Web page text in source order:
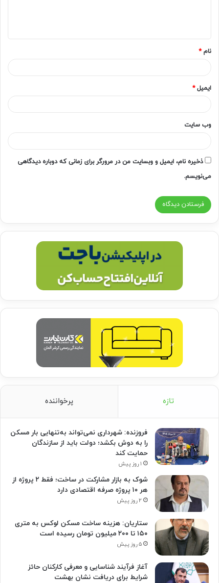
*
نام*
ایمیل*
وب‌ سایت
ذخیره نام، ایمیل و وبسایت من در مرورگر برای زمانی که دوباره دیدگاهی
می‌نویسم.
تازه پرخواننده
فروزنده: شهرداری نمی‌تواند به‌تنهایی بار مسکن
را به دوش بکشد؛ دولت باید از سازندگان
حمایت کند
۱ روز پیش
شوک به بازار مشارکت در ساخت؛ فقط ۲ پروژه از
هر ۱۰ پروژه صرفه اقتصادی دارد
۲ روز پیش
ستاریان: هزینه ساخت مسکن لوکس به متری
۱۵۰ تا ۲۰۰ میلیون تومان رسیده است
۵ روز پیش
آغاز فرآیند شناسایی و معرفی کارکنان حائز
شرایط برای دریافت نشان بهشت